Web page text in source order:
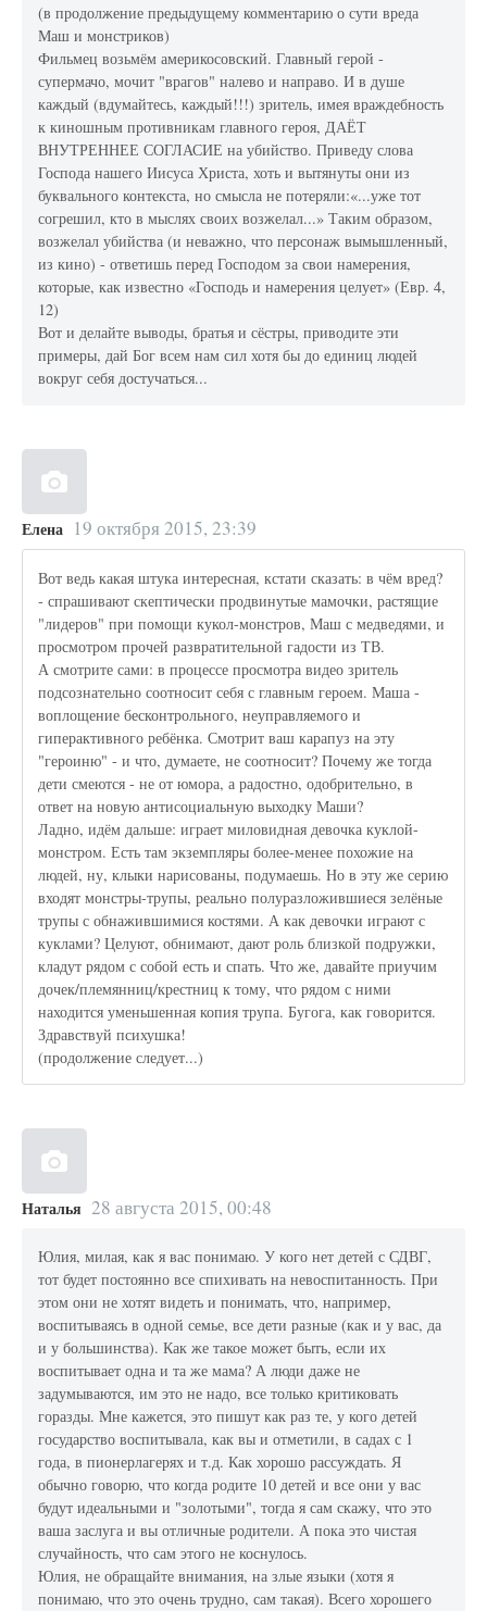
(в продолжение предыдущему комментарию о сути вреда
Маш и монстриков)
Фильмец возьмём америкосовский. Главный герой -
супермачо, мочит "врагов" налево и направо. И в душе
каждый (вдумайтесь, каждый!!!) зритель, имея враждебность
к киношным противникам главного героя, ДАЁТ
ВНУТРЕННЕЕ СОГЛАСИЕ на убийство. Приведу слова
Господа нашего Иисуса Христа, хоть и вытянуты они из
буквального контекста, но смысла не потеряли:«...уже тот
согрешил, кто в мыслях своих возжелал...» Таким образом,
возжелал убийства (и неважно, что персонаж вымышленный,
из кино) - ответишь перед Господом за свои намерения,
которые, как известно «Господь и намерения целует» (Евр. 4,
12)
Вот и делайте выводы, братья и сёстры, приводите эти
примеры, дай Бог всем нам сил хотя бы до единиц людей
вокруг себя достучаться...
Елена 19 октября 2015, 23:39
Вот ведь какая штука интересная, кстати сказать: в чём вред?
- спрашивают скептически продвинутые мамочки, растящие
"лидеров" при помощи кукол-монстров, Маш с медведями, и
просмотром прочей развратительной гадости из ТВ.
А смотрите сами: в процессе просмотра видео зритель
подсознательно соотносит себя с главным героем. Маша -
воплощение бесконтрольного, неуправляемого и
гиперактивного ребёнка. Смотрит ваш карапуз на эту
"героиню" - и что, думаете, не соотносит? Почему же тогда
дети смеются - не от юмора, а радостно, одобрительно, в
ответ на новую антисоциальную выходку Маши?
Ладно, идём дальше: играет миловидная девочка куклой-
монстром. Есть там экземпляры более-менее похожие на
людей, ну, клыки нарисованы, подумаешь. Но в эту же серию
входят монстры-трупы, реально полуразложившиеся зелёные
трупы с обнажившимися костями. А как девочки играют с
куклами? Целуют, обнимают, дают роль близкой подружки,
кладут рядом с собой есть и спать. Что же, давайте приучим
дочек/племянниц/крестниц к тому, что рядом с ними
находится уменьшенная копия трупа. Бугога, как говорится.
Здравствуй психушка!
(продолжение следует...)
Наталья 28 августа 2015, 00:48
Юлия, милая, как я вас понимаю. У кого нет детей с СДВГ,
тот будет постоянно все спихивать на невоспитанность. При
этом они не хотят видеть и понимать, что, например,
воспитываясь в одной семье, все дети разные (как и у вас, да
и у большинства). Как же такое может быть, если их
воспитывает одна и та же мама? А люди даже не
задумываются, им это не надо, все только критиковать
горазды. Мне кажется, это пишут как раз те, у кого детей
государство воспитывала, как вы и отметили, в садах с 1
года, в пионерлагерях и т.д. Как хорошо рассуждать. Я
обычно говорю, что когда родите 10 детей и все они у вас
будут идеальными и "золотыми", тогда я сам скажу, что это
ваша заслуга и вы отличные родители. А пока это чистая
случайность, что сам этого не коснулось.
Юлия, не обращайте внимания, на злые языки (хотя я
понимаю, что это очень трудно, сам такая). Всего хорошего